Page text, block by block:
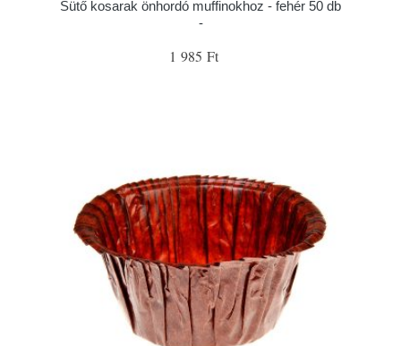
Sütő kosarak önhordó muffinokhoz - fehér 50 db
-
1 985 Ft